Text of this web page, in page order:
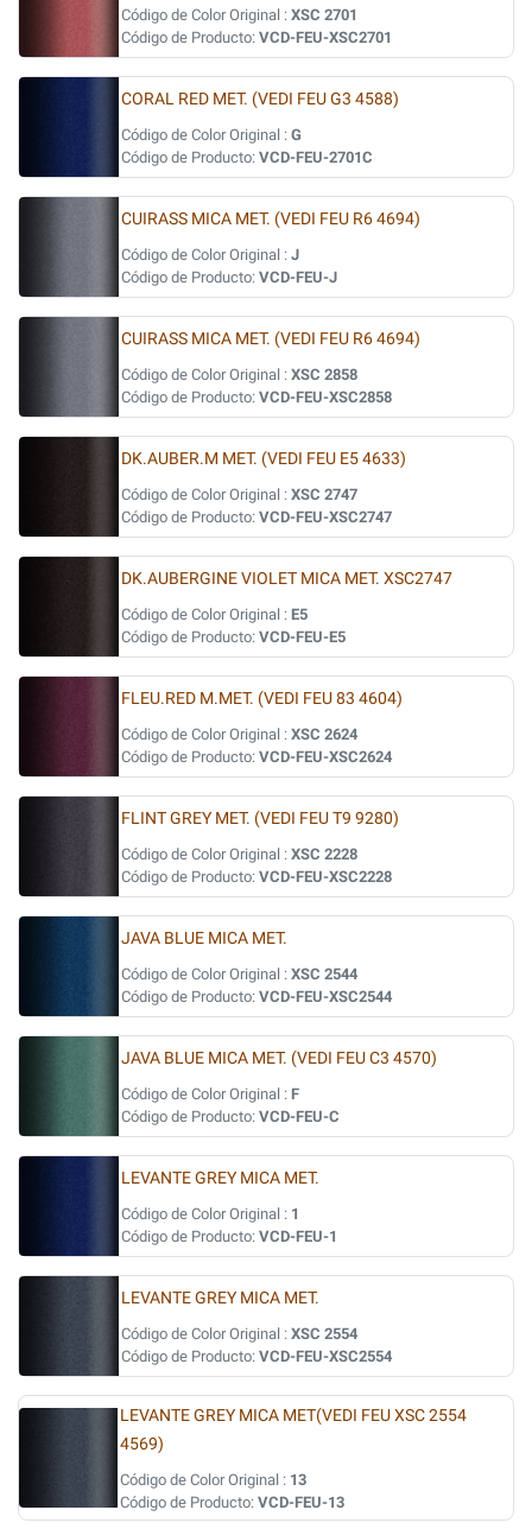
Código de Color Original : XSC 2701
Código de Producto: VCD-FEU-XSC2701
CORAL RED MET. (VEDI FEU G3 4588)
Código de Color Original : G
Código de Producto: VCD-FEU-2701C
CUIRASS MICA MET. (VEDI FEU R6 4694)
Código de Color Original : J
Código de Producto: VCD-FEU-J
CUIRASS MICA MET. (VEDI FEU R6 4694)
Código de Color Original : XSC 2858
Código de Producto: VCD-FEU-XSC2858
DK.AUBER.M MET. (VEDI FEU E5 4633)
Código de Color Original : XSC 2747
Código de Producto: VCD-FEU-XSC2747
DK.AUBERGINE VIOLET MICA MET. XSC2747
Código de Color Original : E5
Código de Producto: VCD-FEU-E5
FLEU.RED M.MET. (VEDI FEU 83 4604)
Código de Color Original : XSC 2624
Código de Producto: VCD-FEU-XSC2624
FLINT GREY MET. (VEDI FEU T9 9280)
Código de Color Original : XSC 2228
Código de Producto: VCD-FEU-XSC2228
JAVA BLUE MICA MET.
Código de Color Original : XSC 2544
Código de Producto: VCD-FEU-XSC2544
JAVA BLUE MICA MET. (VEDI FEU C3 4570)
Código de Color Original : F
Código de Producto: VCD-FEU-C
LEVANTE GREY MICA MET.
Código de Color Original : 1
Código de Producto: VCD-FEU-1
LEVANTE GREY MICA MET.
Código de Color Original : XSC 2554
Código de Producto: VCD-FEU-XSC2554
LEVANTE GREY MICA MET(VEDI FEU XSC 2554
4569)
Código de Color Original : 13
Código de Producto:VCD-FEU-13